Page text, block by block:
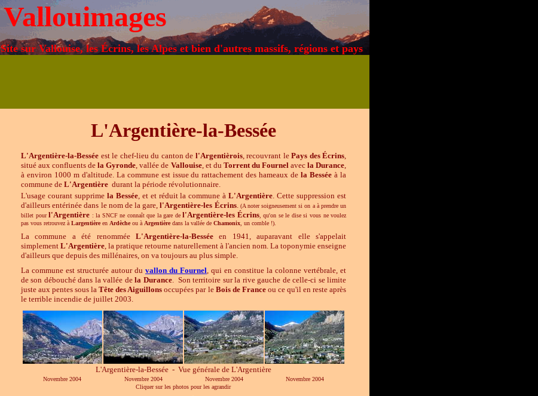
Vallouimages
Site sur Vallouise, les Écrins, les Alpes et bien d'autres massifs, régions et pays
L'Argentière-la-Bessée
L'Argentière-la-Bessée est le chef-lieu du canton de l'Argentièrois, recouvrant le Pays des Écrins,
situé aux confluents dela Gyronde, vallée de Vallouise, et du Torrentdu Fournelavec la Durance,
à environ 1000 m d'altitude. La commune est issue du rattachement des hameaux dela Bessée à la
commune de L'Argentière durant la période révolutionnaire.
L'usage courant supprime la Bessée, et et réduit la commune àL'Argentière. Cette suppression est
d'ailleurs entérinée dans le nom de la gare,l'Argentière-les Écrins. (A noter soigneusement si on a à prendre un
billet pourl'Argentière : la SNCF ne connaît que la gare de l'Argentière-les Écrins, qu'on se le dise si vous ne voulez
pas vous retrouvez à Largentière en Ardèche ou à Argentière dans la vallée de Chamonix , un comble !).
La commune a été renommée L'Argentière-la-Bessée en 1941, auparavant elle s'appelait
simplement L'Argentière, la pratique retourne naturellement à l'ancien nom. La toponymie enseigne
d'ailleurs que depuis des millénaires, on va toujours au plus simple.
La commune est structurée autour du vallon du Fournel, qui en constitue la colonne vertébrale, et
de son débouché dans la vallée dela Durance. Son territoire sur la rive gauche de celle-ci se limite
juste aux pentes sous laTête des Aiguillons occupées par le Bois de Franceou ce qu'il en reste après
le terrible incendie de juillet 2003.
L'Argentière-la-Bessée - Vue générale de L'Argentière
Novembre 2004 Novembre 2004 Novembre 2004
Novembre 2004
Cliquer sur les photos pour les agrandir